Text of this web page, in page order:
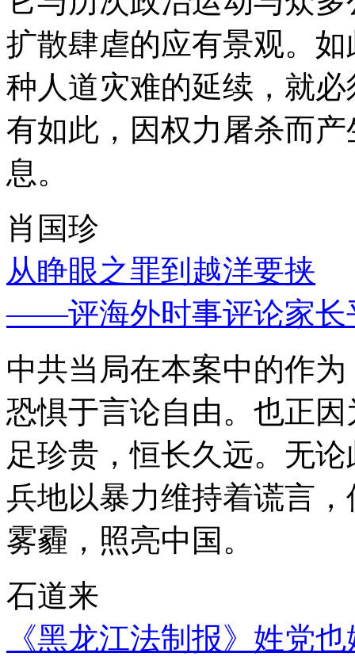
扩散肆虐的应有景观。
种人道灾难的延续，就
有如此，因权力屠杀而
息。
肖国珍
从睁眼之罪到越洋要挟
——评海外时事评论家长
中共当局在本案中的作
恐惧于言论自由。也正
足珍贵，恒长久远。无
兵地以暴力维持着谎言
雾霾，照亮中国。
石道来
《黑龙江法制报》姓党